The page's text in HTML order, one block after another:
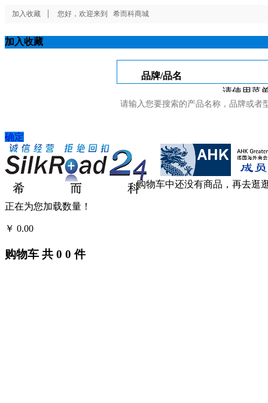
加入收藏 您好，欢迎来到 希而科商城
加入收藏
请使用菜
确定
购物车中还没有商品，再去逛
正在为您加载数量！
￥ 0.00
购物车 共 0 0 件
品牌/品名